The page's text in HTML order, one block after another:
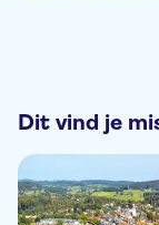
Dit vind je